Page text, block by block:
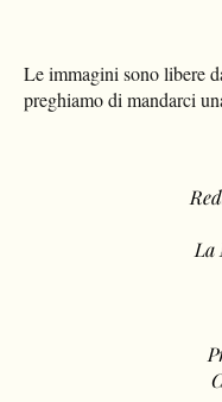
Le immagini sono libere
preghiamo di mandarci
La